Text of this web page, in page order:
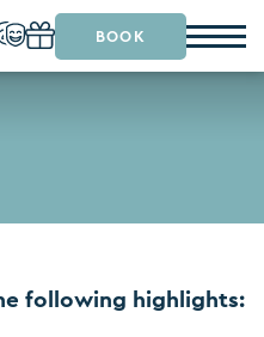
BOOK
enjoy peace and
following highlights: